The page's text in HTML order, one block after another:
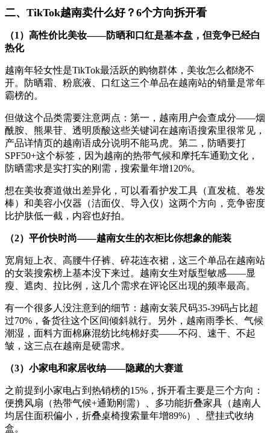
二、TikTok越南卖什么好？6个方向拆开看
（1）高性价比美妆——防晒和口红是基本盘，但竞争已经白
热化
越南年轻女性是TikTok最活跃的购物群体，美妆怎么都绕不
开。防晒霜、粉底液、口红这三个单品在越南站的销量是常年
霸榜的。
但做这个品类需要注意两点：第一，越南用户会查成分——烟
酰胺、熊果苷、透明质酸这些关键词在越南语搜索里很常见，
产品详情页的越南语成分说明不能马虎。第二，防晒要打
SPF50+这个标签，因为越南的热带气候和摩托车通勤文化，
防晒需求是实打实的刚需，搜索量年增120%。
想在美妆赛道做出差异化，可以看看护发工具（直发梳、卷发
棒）和美容小仪器（洁面仪、导入仪）这两个方向，竞争密度
比护肤低一截，内容也好拍。
（2）平价快时尚——越南女生的衣柜比你想象的能装
宽肩短上衣、高腰牛仔裤、碎花连衣裙，这三个单品在越南站
的女装搜索榜上基本没下来过。越南女生对版型敏感——显
瘦、遮肉、拉比例，这几个需求在评论区出现的频率最高。
有一个很多人没注意到的细节：越南女装尺码35-39码占比超
过70%，备货往这个区间倾斜就行。另外，越南雨季长、气候
潮湿，面料方面棉麻混纺比纯棉好卖——不闷、速干、不起
皱，这三点在越南是硬需求。
（3）小家电和家居收纳——隐藏的大赛道
之前提到小家电占到热销榜的15%，拆开看主要是三个方向：
便携风扇（热带气候+通勤刚需）、多功能折叠家具（越南人
均居住面积偏小，折叠桌椅搜索量年增89%）、壁挂式收纳
盒。